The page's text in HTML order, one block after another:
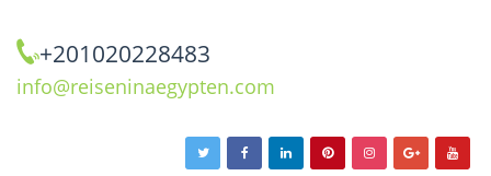
+201020228483
info@reiseninaegypten.com